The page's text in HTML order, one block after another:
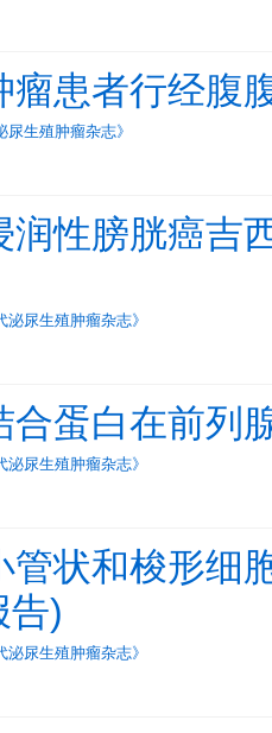
瘤患者行经腹
尿生殖肿瘤杂志》
润性膀胱癌
泌尿生殖肿瘤杂志》
合蛋白在前列
泌尿生殖肿瘤杂志》
管状和梭形
告)
泌尿生殖肿瘤杂志》